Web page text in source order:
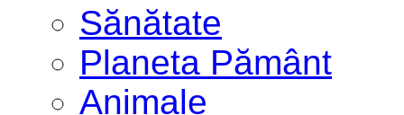
Sănătate
Planeta Pământ
Animale